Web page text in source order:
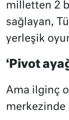
milletten 2
sağlayan,
yerleşik
‘Pivot
Ama ilginç
merkezinde